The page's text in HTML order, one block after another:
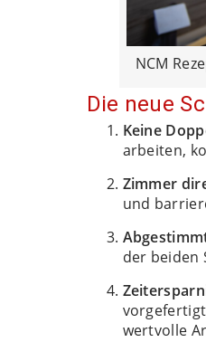
NCM
Die neue
Keine
arbeiten,
Zimmer
und
der beiden
wertvolle